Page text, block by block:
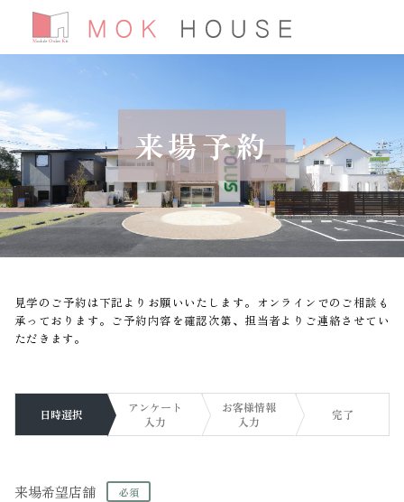
来場予約
見学のご予約は下記よりお願いいたします。オンラインでのご相談も
承っております。ご予約内容を確認次第、担当者よりご連絡させてい
ただきます。
日時選択
アンケート
入力
お客様情報
入力
完了
来場希望店舗